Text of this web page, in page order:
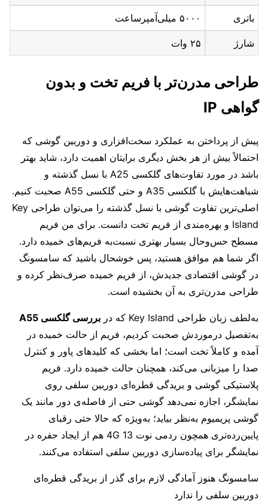
باتری ۵۰۰۰ میلی‌آمپرساعت
شارژ ۲۵ وات
طراحی مدرن‌تر با فریم تخت و بدون
گواهی IP
پیش از پرداختن به عملکرد سخت‌افزاری و دوربین گوشی که
احتمالاً بیش از هر بخش دیگری برایتان اهمیت دارد، شاید بهتر
باشد در مورد تفاوت‌های گلکسی A25 با نسل گذشته و
شباهت‌هایش با گلکسی A35 و حتی گلکسی A55 صحبت کنیم.
اصلی‌ترین تفاوت گوشی با نسل گذشته را می‌توان طراحی Key
Island و بهره‌مندی از فریم تخت دانست. برای من فریم
مسطح حس‌وحال بسیار بهتری نسبت‌به فریم‌های خمیده دارد.
اگر شما هم موافق هستید، پس خوشحال باشید که سامسونگ
در گوشی اقتصادی جدیدش، از فریم خمیده صرف‌نظر کرده و
طراحی مدرن‌تری به آن بخشیده است.
به‌لطف زبان طراحی Key Island که در
بررسی گلکسی A55
به‌تفصیل درموردش صحبت کردیم، فریم از حالت خمیده در
آمده و کاملاً تخت است؛ اما بخشی که کلیدهای پاور و کنترل
صدا را میزبانی می‌کند، همچنان حالت خمیده دارد. فریم
پلاستیکی گوشی و بریدگی قطره‌ای دوربین سلفی روی
نمایشگر، اجازه نمی‌دهد گوشی حتی از فاصله‌ی دور مانند یک
گوشی پریمیوم به‌نظر بیاید؛ به‌ویژه که حالا حتی رقبای
پایین‌رده‌تری همچون ردمی نوت 13 4G هم از ایجاد حفره در
نمایشگر برای پیاده‌سازی دوربین سلفی استفاده می‌کنند.
سامسونگ هنوز آمادگی لازم برای گذر از بریدگی قطره‌ای
دوربین سلفی را ندارد